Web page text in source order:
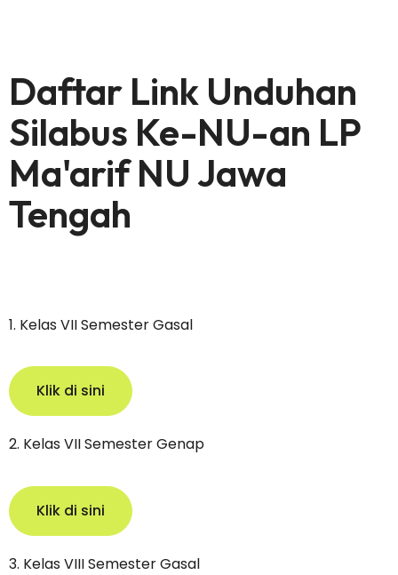
Daftar Link Unduhan
Silabus Ke-NU-an LP
Ma'arif NU Jawa
Tengah
1. Kelas VII Semester Gasal
Klik di sini
2. Kelas VII Semester Genap
Klik di sini
3. Kelas VIII Semester Gasal